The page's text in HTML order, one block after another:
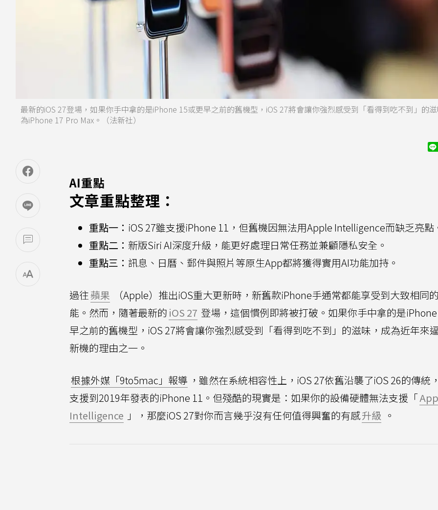
最新的iOS 27登場，如果你手中拿的是iPhone 15或更早之前的舊機型，iOS 27將會讓你強烈感受到「看得到吃不到」的
為iPhone 17 Pro Max。（法新社）
AI重點
文章重點整理：
重點一： iOS 27雖支援iPhone 11，但舊機因無法用Apple Intelligence而缺乏亮點
重點二： 新版Siri AI深度升級，能更好處理日常任務並兼顧隱私安全。
重點三： 訊息、日曆、郵件與照片等原生App都將獲得實用AI功能加持。
過往蘋果
（Apple）推出iOS重大更新時，新舊款iPhone手通常都能享受到大致相同
能。然而，隨著最新的 iOS 27 登場，這個慣例即將被打破。如果你手中拿的是
早之前的舊機型，iOS 27將會讓你強烈感受到「看得到吃不到」的滋味，成為近年來
新機的理由之一。
根據外媒「9to5mac」報導 ，雖然在系統相容性上，iOS 27依舊沿襲了iOS 26的傳統
支援到2019年發表的iPhone 11。但殘酷的現實是：如果你的設備硬體無法支援「
Intelligence 」，那麼iOS 27對你而言幾乎沒有任何值得興奮的有感升級 。